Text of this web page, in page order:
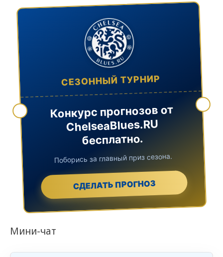
СЕЗОННЫЙ ТУРНИР
Конкурс прогнозов от
ChelseaBlues.RU
бесплатно.
Поборись за главный приз сезона.
СДЕЛАТЬ ПРОГНОЗ
Мини-чат